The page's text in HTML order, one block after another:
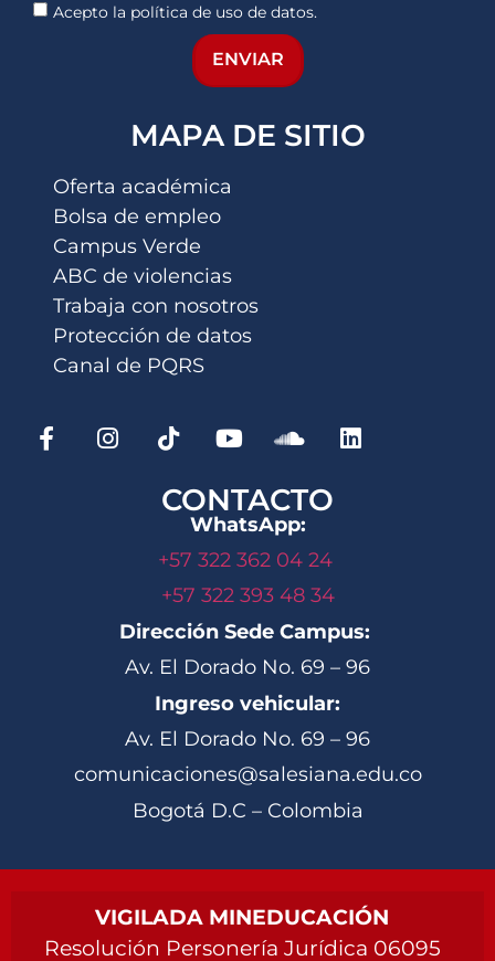
Acepto la política de uso de datos.
ENVIAR
MAPA DE SITIO
Oferta académica
Bolsa de empleo
Campus Verde
ABC de violencias
Trabaja con nosotros
Protección de datos
Canal de PQRS
CONTACTO
WhatsApp:
+57 322 362 04 24
+57 322 393 48 34
Dirección Sede Campus:
Av. El Dorado No. 69 – 96
Ingreso vehicular:
Av. El Dorado No. 69 – 96
comunicaciones@salesiana.edu.co
Bogotá D.C – Colombia
VIGILADA MINEDUCACIÓN
Resolución Personería Jurídica 06095